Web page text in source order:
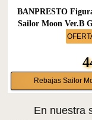
BANPRESTO
Sailor Moon Ver.B
Rebajas Sailor
En nuestra